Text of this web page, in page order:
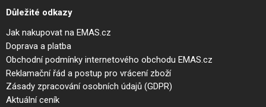
Důležité odkazy
Jak nakupovat na EMAS.cz
Doprava a platba
Obchodní podmínky internetového obchodu EMAS.cz
Reklamační řád a postup pro vrácení zboží
Zásady zpracování osobních údajů (GDPR)
Aktuální ceník